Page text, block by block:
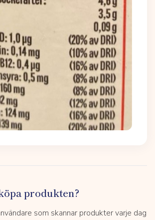
produkten?
som skannar produkter varje dag